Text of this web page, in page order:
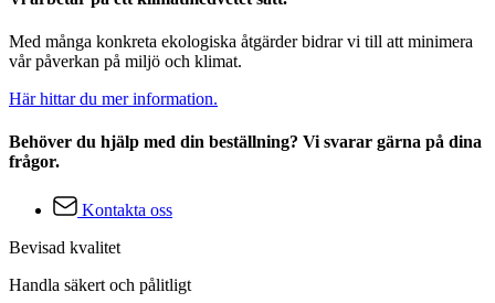
Med många konkreta ekologiska åtgärder bidrar vi till att minimera
vår påverkan på miljö och klimat.
Här hittar du mer information.
Behöver du hjälp med din beställning? Vi svarar gärna på dina
frågor.
Kontakta oss
Bevisad kvalitet
Handla säkert och pålitligt